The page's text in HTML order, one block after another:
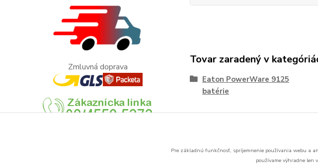
Zmluvná doprava
Tovar zaradený v
Eaton PowerWare 9125
batérie
Pre základnú funkčnosť, spríjemnenie používania webu a
používame výhradne len